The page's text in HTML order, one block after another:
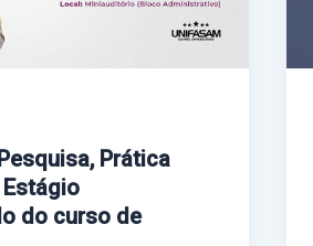
Prática
do curso de